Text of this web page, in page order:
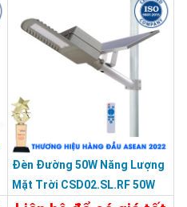
Đặt Mua
Đèn Đường 50W Năng Lượng
Mặt Trời CSD02.SL.RF 50W